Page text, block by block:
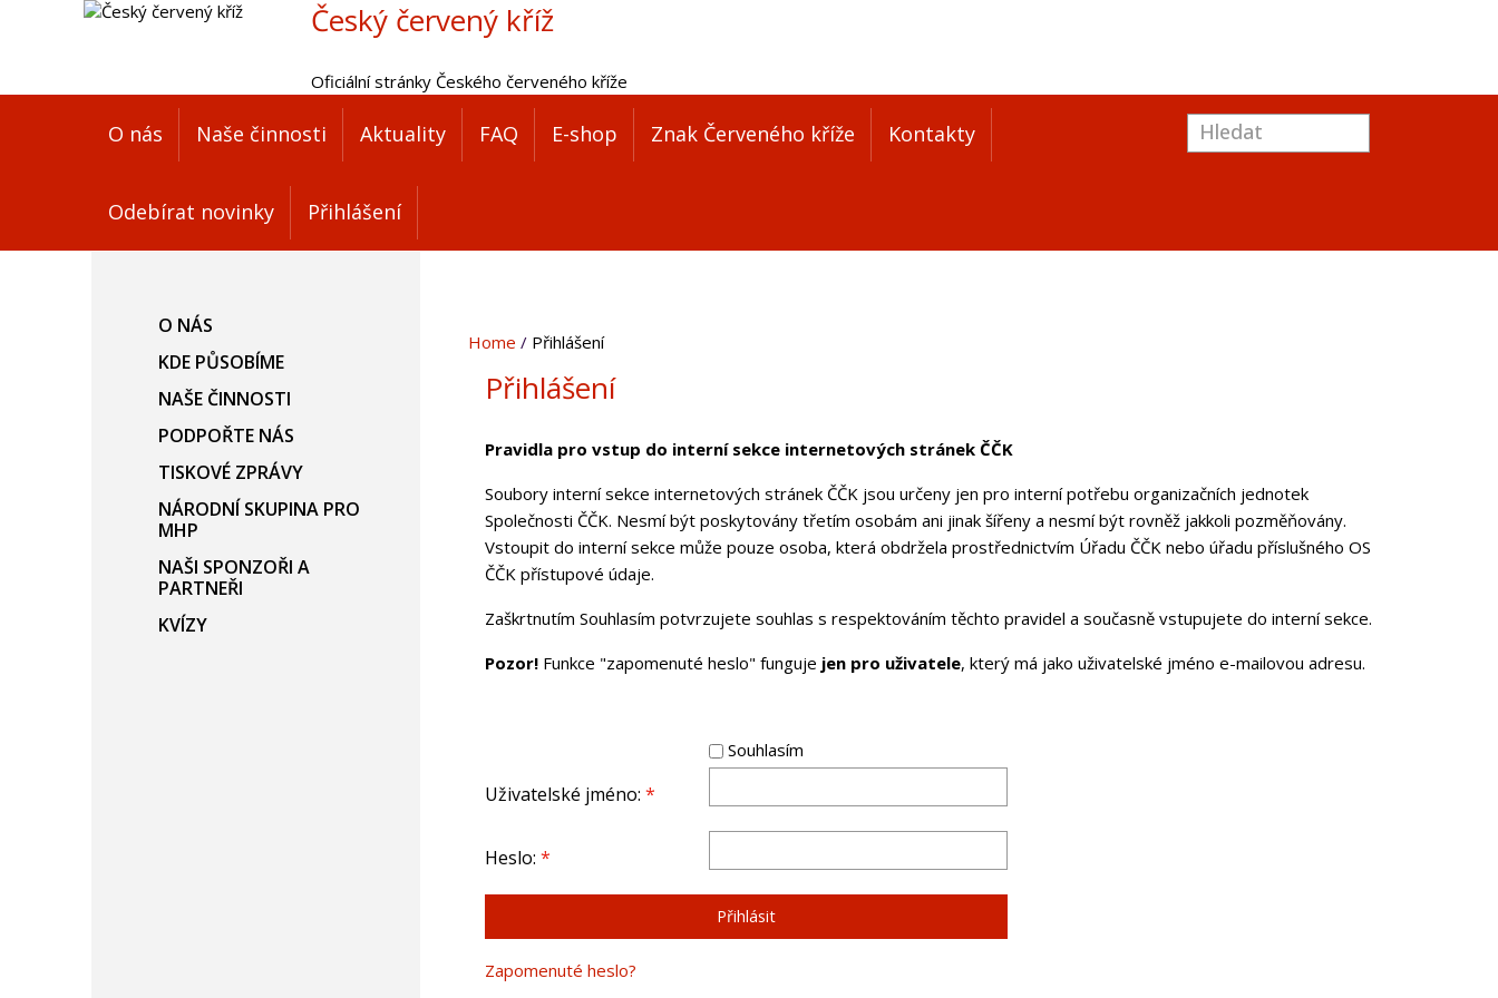
Český červený kříž
Oficiální stránky Českého červeného kříže
O nás Naše činnosti Aktuality FAQ E-shop Znak Červeného kříže Kontakty
Odebírat novinky Přihlášení
Home Přihlášení
Přihlášení
Pravidla pro vstup do interní sekce internetových stránek ČČK
Soubory interní sekce internetových stránek ČČK jsou určeny jen pro interní potřebu organizačních jednotek
Společnosti ČČK. Nesmí být poskytovány třetím osobám ani jinak šířeny a nesmí být rovněž jakkoli pozměňovány.
Vstoupit do interní sekce může pouze osoba, která obdržela prostřednictvím Úřadu ČČK nebo úřadu příslušného OS
ČČK přístupové údaje.
Zaškrtnutím Souhlasím potvrzujete souhlas s respektováním těchto pravidel a současně vstupujete do interní sekce.
Pozor!Funkce "zapomenuté heslo" funguje jen pro uživatele, který má jako uživatelské jméno e-mailovou adresu.
Souhlasím
Uživatelské jméno: *
Heslo: *
Zapomenuté heslo?
O NÁS
KDE PŮSOBÍME
NAŠE ČINNOSTI
PODPOŘTE NÁS
TISKOVÉ ZPRÁVY
NÁRODNÍ SKUPINA PRO
MHP
NAŠI SPONZOŘI A
PARTNEŘI
KVÍZY